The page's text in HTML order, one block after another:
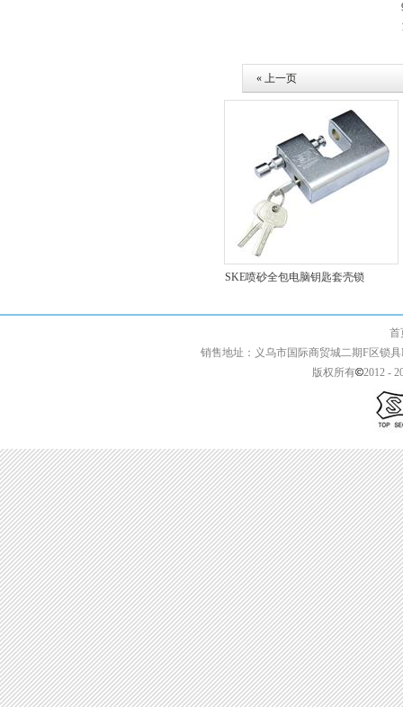
« 上一页
SKE喷砂全包电脑钥匙套壳锁
首页 | 关于我们
销售地址：义乌市国际商贸城二期F区锁具
版权所有
2012 -